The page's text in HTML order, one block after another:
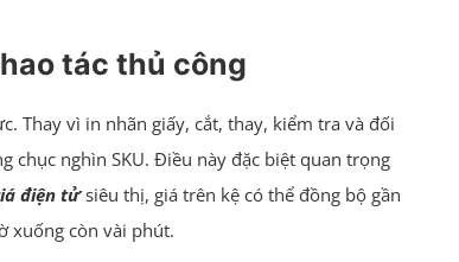
tác thủ công
Thay vì in nhãn giấy, cắt, thay, kiểm tra và đối
chục nghìn SKU. Điều này đặc biệt quan trọng
điện tửsiêu thị, giá trên kệ có thể đồng bộ gần
xuống còn vài phút.